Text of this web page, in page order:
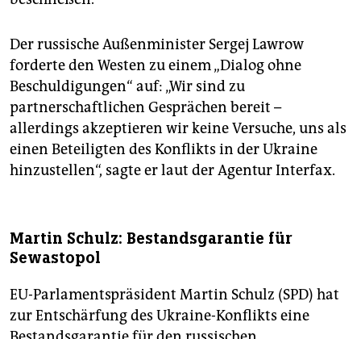
Der russische Außenminister Sergej Lawrow
forderte den Westen zu einem „Dialog ohne
Beschuldigungen“ auf: „Wir sind zu
partnerschaftlichen Gesprächen bereit –
allerdings akzeptieren wir keine Versuche, uns als
einen Beteiligten des Konflikts in der Ukraine
hinzustellen“, sagte er laut der Agentur Interfax.
Martin Schulz: Bestandsgarantie für
Sewastopol
EU-Parlamentspräsident Martin Schulz (SPD) hat
zur Entschärfung des Ukraine-Konflikts eine